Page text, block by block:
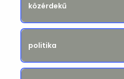
közérdekű
politika